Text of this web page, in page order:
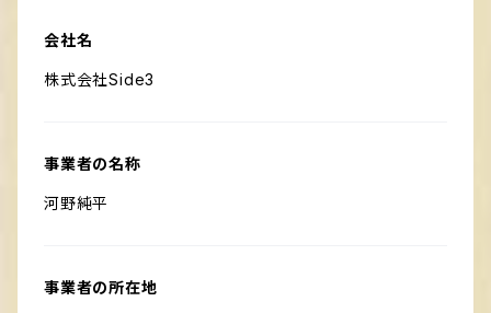
会社名
株式会社Side3
事業者の名称
河野純平
事業者の所在地